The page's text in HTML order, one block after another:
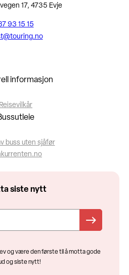
17, 4735 Evje
93 15 15
informasjon
Reisevilkår
buss uten sjåfør
siste nytt
og være den første til å motta gode
og siste nytt!